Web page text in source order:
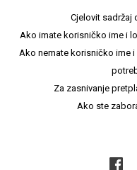
Cjelovit sadržaj
Ako imate korisničko ime i
Ako nemate korisničko ime
Za zasnivanje
Ako ste